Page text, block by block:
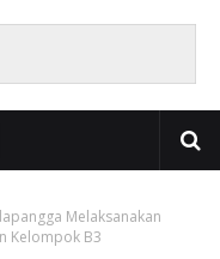
Melaksanakan
Kelompok B3